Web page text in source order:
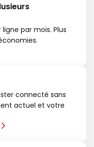
par mois. Plus
connecté sans
actuel et votre